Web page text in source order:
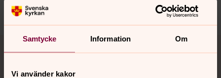
Samtycke Information Om
Vi använder kakor
Dela
Tillbaka till toppen
Tillbaka till innehållet